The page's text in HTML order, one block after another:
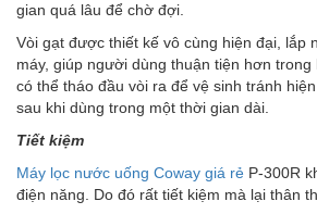
gian quá lâu để chờ đợi.
Vòi gạt được thiết kế vô cùng hiện đại, lắp
máy, giúp người dùng thuận tiện hơn trong
có thể tháo đầu vòi ra để vệ sinh tránh
sau khi dùng trong một thời gian dài.
Tiết kiệm
Máy lọc nước uống Coway giá rẻ P-300R
điện năng. Do đó rất tiết kiệm mà lại thân